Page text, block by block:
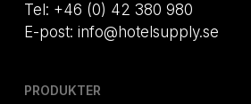
Tel: +46 (0) 42 380 980
E-post: info@hotelsupply.se
PRODUKTER